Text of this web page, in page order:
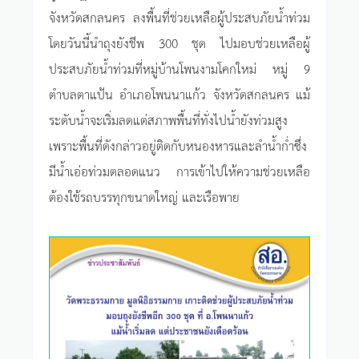
จังหวัดสกลนคร ลงพื้นที่ช่วยเหลือผู้ประสบภัยน้ำท่วม
โดยวันนี้นำถุงยังชีพ 300 ชุด ไปมอบช่วยเหลือผู้
ประสบภัยน้ำท่วมที่หมู่บ้านโพนงามโคกใหม่ หมู่ 9
ตำบลตาแป้น อำเภอโพนนาแก้ว จังหวัดสกลนคร แม้
ระดับน้ำจะเริ่มลดแต่สภาพพื้นที่ทั่งไปน้ำยังท่วมสูง
เพราะพื้นที่ดังกล่าวอยู่ติดกับหนองหารและลำน้ำก่ำซึ่ง
มีน้ำเอ่อท่วมตลอดแนว การเข้าไปให้ความช่วยเหลือ
ต้องใช้รถบรรทุกขนาดใหญ่ และเรือพาย